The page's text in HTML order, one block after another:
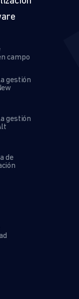
campo
gestión
gestión
de